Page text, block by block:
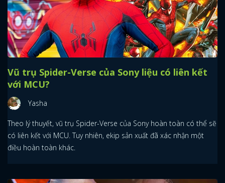
Vũ trụ Spider-Verse của Sony liệu có liên kết
với MCU?
Yasha
Theo lý thuyết, vũ trụ Spider-Verse của Sony hoàn toàn có thể sẽ
có liên kết với MCU. Tuy nhiên, ekip sản xuất đã xác nhận một
điều hoàn toàn khác.